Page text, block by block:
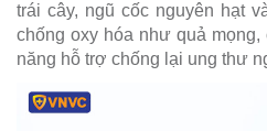
trái cây, ngũ cốc nguyên hạt
chống oxy hóa như quả mọng,
năng hỗ trợ chống lại ung thư